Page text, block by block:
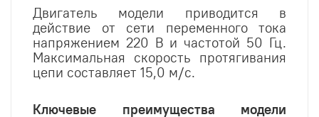
Двигатель модели приводится в
действие от сети переменного тока
напряжением 220 В и частотой 50 Гц.
Максимальная скорость протягивания
цепи составляет 15,0 м/с.
Ключевые преимущества модели